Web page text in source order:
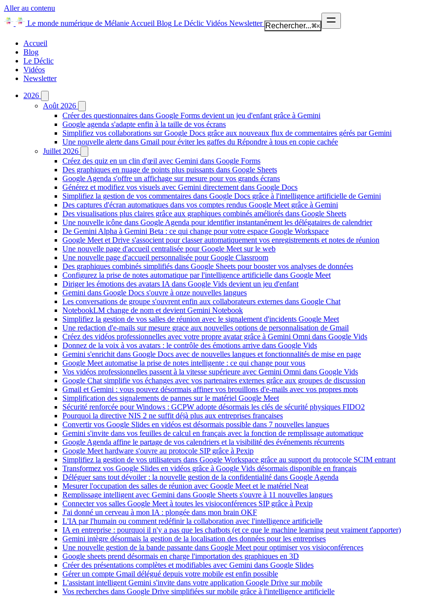
Aller au contenu
Le monde numérique de Mélanie Accueil Blog Le Déclic Vidéos Newsletter Rechercher...⌘K
Accueil
Blog
Le Déclic
Vidéos
Newsletter
2026
Août 2026
Créer des questionnaires dans Google Forms devient un jeu d'enfant grâce à Gemini
Google agenda s'adapte enfin à la taille de vos écrans
Simplifiez vos collaborations sur Google Docs grâce aux nouveaux flux de commentaires gérés par Gemini
Une nouvelle alerte dans Gmail pour éviter les gaffes du Répondre à tous en copie cachée
Juillet 2026
Créez des quiz en un clin d'œil avec Gemini dans Google Forms
Des graphiques en nuage de points plus puissants dans Google Sheets
Google Agenda s'offre un affichage sur mesure pour vos grands écrans
Générez et modifiez vos visuels avec Gemini directement dans Google Docs
Simplifiez la gestion de vos commentaires dans Google Docs grâce à l'intelligence artificielle de Gemini
Des captures d'écran automatiques dans vos comptes rendus Google Meet grâce à Gemini
Des visualisations plus claires grâce aux graphiques combinés améliorés dans Google Sheets
Une nouvelle icône dans Google Agenda pour identifier instantanément les délégataires de calendrier
De Gemini Alpha à Gemini Beta : ce qui change pour votre espace Google Workspace
Google Meet et Drive s'associent pour classer automatiquement vos enregistrements et notes de réunion
Une nouvelle page d'accueil centralisée pour Google Meet sur le web
Une nouvelle page d'accueil personnalisée pour Google Classroom
Des graphiques combinés simplifiés dans Google Sheets pour booster vos analyses de données
Configurez la prise de notes automatique par l'intelligence artificielle dans Google Meet
Diriger les émotions des avatars IA dans Google Vids devient un jeu d'enfant
Gemini dans Google Docs s'ouvre à onze nouvelles langues
Les conversations de groupe s'ouvrent enfin aux collaborateurs externes dans Google Chat
NotebookLM change de nom et devient Gemini Notebook
Simplifiez la gestion de vos salles de réunion avec le signalement d'incidents Google Meet
Une redaction d'e-mails sur mesure grace aux nouvelles options de personnalisation de Gmail
Créez des vidéos professionnelles avec votre propre avatar grâce à Gemini Omni dans Google Vids
Donnez de la voix à vos avatars : le contrôle des émotions arrive dans Google Vids
Gemini s'enrichit dans Google Docs avec de nouvelles langues et fonctionnalités de mise en page
Google Meet automatise la prise de notes intelligente : ce qui change pour vous
Vos vidéos professionnelles passent à la vitesse supérieure avec Gemini Omni dans Google Vids
Google Chat simplifie vos échanges avec vos partenaires externes grâce aux groupes de discussion
Gmail et Gemini : vous pouvez désormais affiner vos brouillons d'e-mails avec vos propres mots
Simplification des signalements de pannes sur le matériel Google Meet
Sécurité renforcée pour Windows : GCPW adopte désormais les clés de sécurité physiques FIDO2
Pourquoi la directive NIS 2 ne suffit déjà plus aux entreprises françaises
Convertir vos Google Slides en vidéos est désormais possible dans 7 nouvelles langues
Gemini s'invite dans vos feuilles de calcul en français avec la fonction de remplissage automatique
Google Agenda affine le partage de vos calendriers et la visibilité des événements récurrents
Google Meet hardware s'ouvre au protocole SIP grâce à Pexip
Simplifiez la gestion de vos utilisateurs dans Google Workspace grâce au support du protocole SCIM entrant
Transformez vos Google Slides en vidéos grâce à Google Vids désormais disponible en français
Déléguer sans tout dévoiler : la nouvelle gestion de la confidentialité dans Google Agenda
Mesurer l'occupation des salles de réunion avec Google Meet et le matériel Neat
Remplissage intelligent avec Gemini dans Google Sheets s'ouvre à 11 nouvelles langues
Connecter vos salles Google Meet à toutes les visioconférences SIP grâce à Pexip
J'ai donné un cerveau à mon IA : plongée dans mon brain OKF
L'IA par l'humain ou comment redéfinir la collaboration avec l'intelligence artificielle
IA en entreprise : pourquoi il n'y a pas que les chatbots (et ce que le machine learning peut vraiment t'apporter)
Gemini intègre désormais la gestion de la localisation des données pour les entreprises
Une nouvelle gestion de la bande passante dans Google Meet pour optimiser vos visioconférences
Google sheets prend désormais en charge l'importation des graphiques en 3D
Créer des présentations complètes et modifiables avec Gemini dans Google Slides
Gérer un compte Gmail délégué depuis votre mobile est enfin possible
L'assistant intelligent Gemini s'invite dans votre application Google Drive sur mobile
Vos recherches dans Google Drive simplifiées sur mobile grâce à l'intelligence artificielle